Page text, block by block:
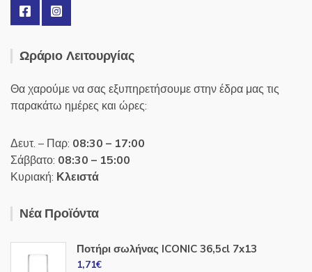
Ωράριο Λειτουργίας
Θα χαρούμε να σας εξυπηρετήσουμε στην έδρα μας τις
παρακάτω ημέρες και ώρες:
Δευτ. – Παρ: 08:30 – 17:00
Σάββατο: 08:30 – 15:00
Κυριακή: Κλειστά
Νέα Προϊόντα
Ποτήρι σωλήνας ICONIC 36,5cl 7x13
1,71€